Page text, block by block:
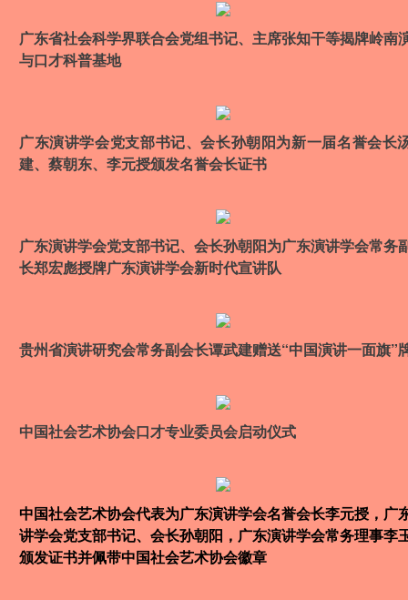
广东省社会科学界联合会党组书记、主席张知干等揭牌岭南
与口才科普基地
广东演讲学会党支部书记、会长孙朝阳为新一届名誉会长
建、蔡朝东、李元授颁发名誉会长证书
广东演讲学会党支部书记、会长孙朝阳为广东演讲学会常务
长郑宏彪授牌广东演讲学会新时代宣讲队
贵州省演讲研究会常务副会长谭武建赠送“中国演讲一面旗”
中国社会艺术协会口才专业委员会启动仪式
中国社会艺术协会代表为广东演讲学会名誉会长李元授，广
讲学会党支部书记、会长孙朝阳，广东演讲学会常务理事李
颁发证书并佩带中国社会艺术协会徽章